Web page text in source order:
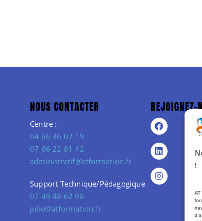
!
AT
NOUS CONTACTER
Centre :
04 66 36 02 19
07 66 22 81 42
administratif@atformation.fr
Support Technique/Pédagogique
07 49 48 62 98
julie@atformation.fr
REJOIGNEZ-